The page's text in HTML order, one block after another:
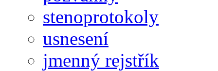
stenoprotokoly
usnesení
jmenný rejstřík